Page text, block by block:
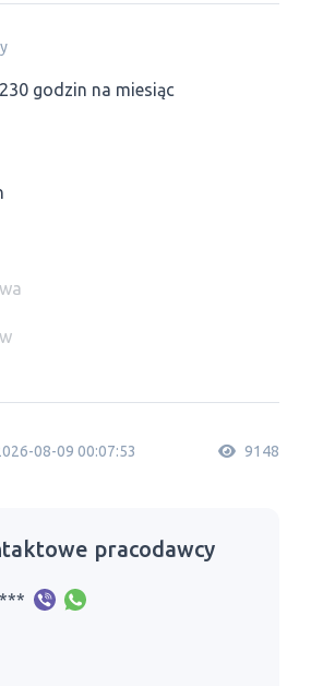
godzin na miesiąc
08-09 00:07:53 9148
pracodawcy